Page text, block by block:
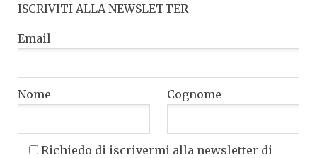
ISCRIVITI ALLA NEWSLETTER
Email
Nome Cognome
Richiedo di iscrivermi alla newsletter di